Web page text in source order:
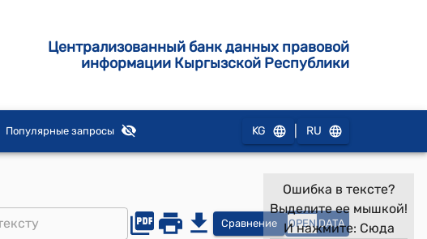
Централизованный банк данных правовой
информации Кыргызской Республики
Популярные запросы KG RU
Сравнение OPEN DATA
Ошибка в тексте?
Выделите ее мышкой!
И нажмите: Сюда